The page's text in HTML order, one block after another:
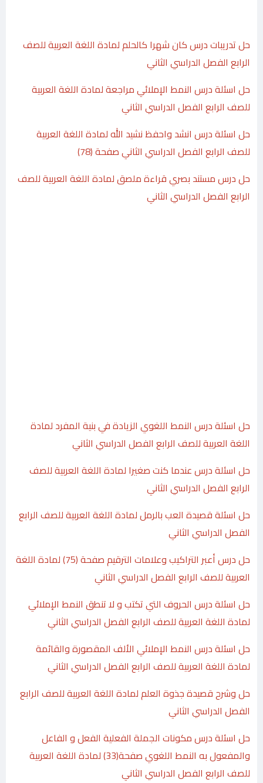
حل تدريبات درس كان شهرا كالحلم لمادة اللغة العربية للصف
الرابع الفصل الدراسي الثاني
حل اسئلة درس النمط الإملائي مراجعة لمادة اللغة العربية
للصف الرابع الفصل الدراسي الثاني
حل اسئلة درس انشد واحفظ نشيد الله لمادة اللغة العربية
للصف الرابع الفصل الدراسي الثاني صفحة (78)
حل درس مستند بصري قراءة ملصق لمادة اللغة العربية للصف
الرابع الفصل الدراسي الثاني
حل اسئلة درس النمط اللغوي الزيادة في بنية المفرد لمادة
اللغة العربية للصف الرابع الفصل الدراسي الثاني
حل اسئلة درس عندما كنت صغيرا لمادة اللغة العربية للصف
الرابع الفصل الدراسي الثاني
حل اسئلة قصيدة العب بالرمل لمادة اللغة العربية للصف الرابع
الفصل الدراسي الثاني
حل درس أعبر التراكيب وعلامات الترقيم صفحة (75) لمادة اللغة
العربية للصف الرابع الفصل الدراسي الثاني
حل اسئلة درس الحروف التي تكتب و لا تنطق النمط الإملائي
لمادة اللغة العربية للصف الرابع الفصل الدراسي الثاني
حل اسئلة درس النمط الإملائي الألف المقصورة والقائمة
لمادة اللغة العربية للصف الرابع الفصل الدراسي الثاني
حل وشرح قصيدة جذوة العلم لمادة اللغة العربية للصف الرابع
الفصل الدراسي الثاني
حل اسئلة درس مكونات الجملة الفعلية الفعل و الفاعل
والمفعول به النمط اللغوي صفحة(33) لمادة اللغة العربية
للصف الرابع الفصل الدراسي الثاني